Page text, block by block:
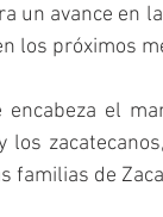
un avance en
los próximos
encabeza el
los
familias de